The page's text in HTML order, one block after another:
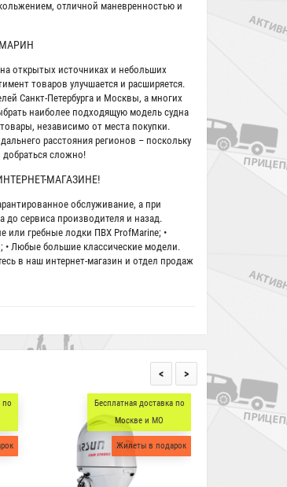
отличной маневренностью и
открытых источниках и небольших
товаров улучшается и расширяется.
Санкт-Петербурга и Москвы, а многих
наиболее подходящую модель судна
независимо от места покупки.
расстояния регионов – поскольку
сложно!
МАГАЗИНЕ!
обслуживание, а при
до сервиса производителя и назад.
гребные лодки ПВХ ProfMarine; •
• Любые большие классические модели.
в наш интернет-магазин и отдел продаж
по
Бесплатная доставка по
Москве и МО
Жилеты в подарок
< >